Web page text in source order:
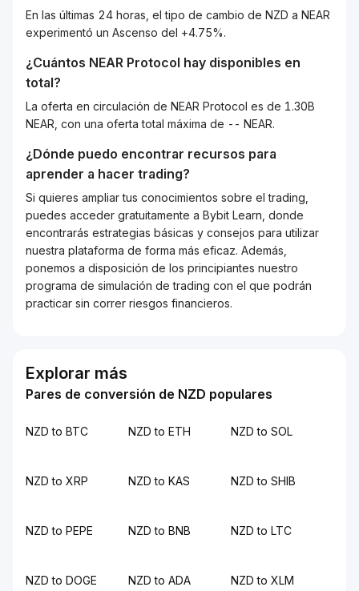
En las últimas 24 horas, el tipo de cambio de NZD a NEAR
experimentó un Ascenso del +4.75%.
¿Cuántos NEAR Protocol hay disponibles en
total?
La oferta en circulación de NEAR Protocol es de 1.30B
NEAR, con una oferta total máxima de -- NEAR.
¿Dónde puedo encontrar recursos para
aprender a hacer trading?
Si quieres ampliar tus conocimientos sobre el trading,
puedes acceder gratuitamente a Bybit Learn, donde
encontrarás estrategias básicas y consejos para utilizar
nuestra plataforma de forma más eficaz. Además,
ponemos a disposición de los principiantes nuestro
programa de simulación de trading con el que podrán
practicar sin correr riesgos financieros.
Explorar más
Pares de conversión de NZD populares
NZD to BTC NZD to ETH NZD to SOL
NZD to XRP NZD to KAS NZD to SHIB
NZD to PEPE NZD to BNB NZD to LTC
NZD to DOGE NZD to ADA NZD to XLM